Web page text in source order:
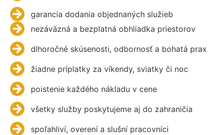
garancia dodania objednaných služieb
nezáväzná a bezplatná obhliadka priestorov
dlhoročné skúsenosti, odbornosť a bohatá prax
žiadne príplatky za víkendy, sviatky či noc
poistenie každého nákladu v cene
všetky služby poskytujeme aj do zahraničia
spoľahliví, overení a slušní pracovníci